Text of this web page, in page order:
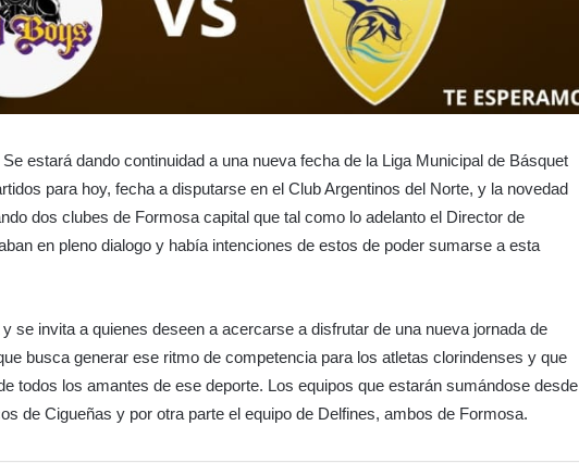
estará dando continuidad a una nueva fecha de la Liga Municipal de Básquet
para hoy, fecha a disputarse en el Club Argentinos del Norte, y la novedad
dos clubes de Formosa capital que tal como lo adelanto el Director de
en pleno dialogo y había intenciones de estos de poder sumarse a esta
se invita a quienes deseen a acercarse a disfrutar de una nueva jornada de
busca generar ese ritmo de competencia para los atletas clorindenses y que
todos los amantes de ese deporte. Los equipos que estarán sumándose desde
de Cigueñas y por otra parte el equipo de Delfines, ambos de Formosa.